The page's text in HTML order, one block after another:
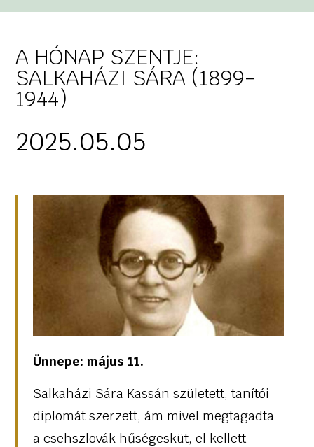
A HÓNAP SZENTJE:
SALKAHÁZI SÁRA (1899-
1944)
2025.05.05
Ünnepe: május 11.
Salkaházi Sára Kassán született, tanítói
diplomát szerzett, ám mivel megtagadta
a csehszlovák hűségesküt, el kellett